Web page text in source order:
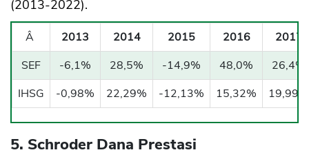
(2013-2022).
Â 2013 2014 2015 2016
2017
SEF
-6,1% 28,5% -14,9% 48,0%
26,4%
IHSG
-0,98% 22,29% -12,13% 15,32% 19,99%
5. Schroder Dana Prestasi